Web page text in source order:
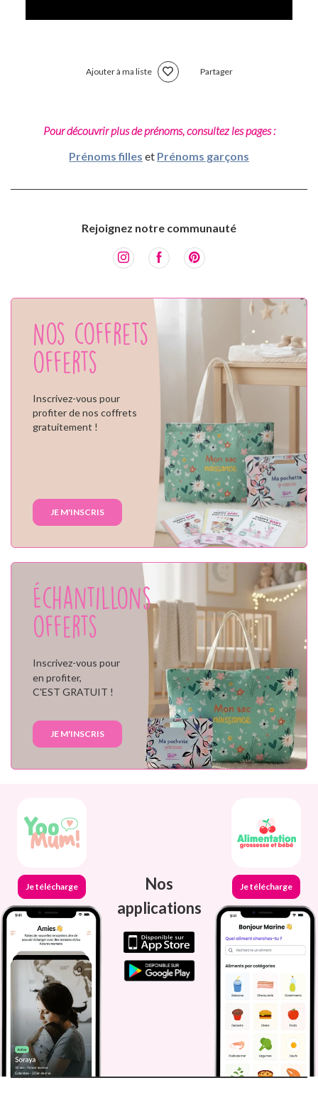
Ajouter à ma liste Partager
Pour découvrir plus de prénoms, consultez les pages :
Prénoms filles et Prénoms garçons
Rejoignez notre communauté
Nos coffrets
offerts
Inscrivez-vous pour
profiter de nos coffrets
gratuitement !
JE M'INSCRIS
Échantillons
offerts
Inscrivez-vous pour
en profiter,
C'EST GRATUIT !
JE M'INSCRIS
Je télécharge
Nos
applications
Je télécharge